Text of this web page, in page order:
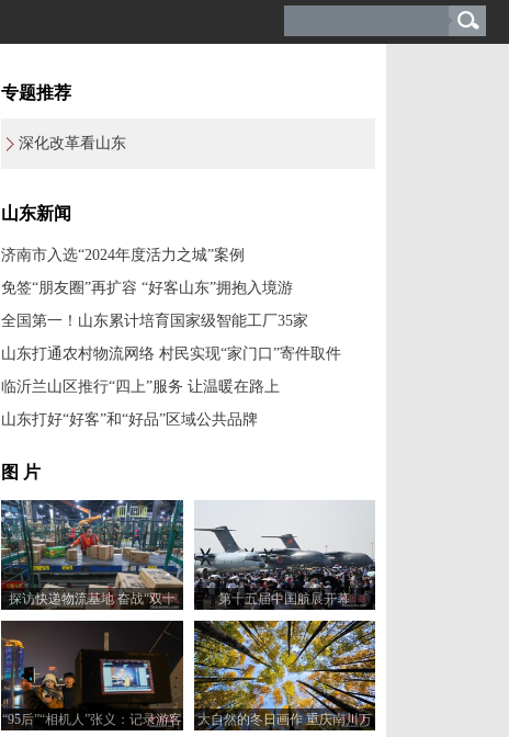
专题推荐
深化改革看山东
山东新闻
济南市入选“2024年度活力之城”案例
免签“朋友圈”再扩容 “好客山东”拥抱入境游
全国第一！山东累计培育国家级智能工厂35家
山东打通农村物流网络 村民实现“家门口”寄件取件
临沂兰山区推行“四上”服务 让温暖在路上
山东打好“好客”和“好品”区域公共品牌
图 片
探访快递物流基地 奋战“双十
一”正忙
第十五届中国航展开幕
“95后”“相机人”张义：记录游客
大自然的冬日画作 重庆南川万